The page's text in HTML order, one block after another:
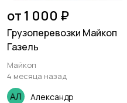
от 1 000 ₽
Грузоперевозки Майкоп
Газель
Майкоп
4 месяца назад
Александр